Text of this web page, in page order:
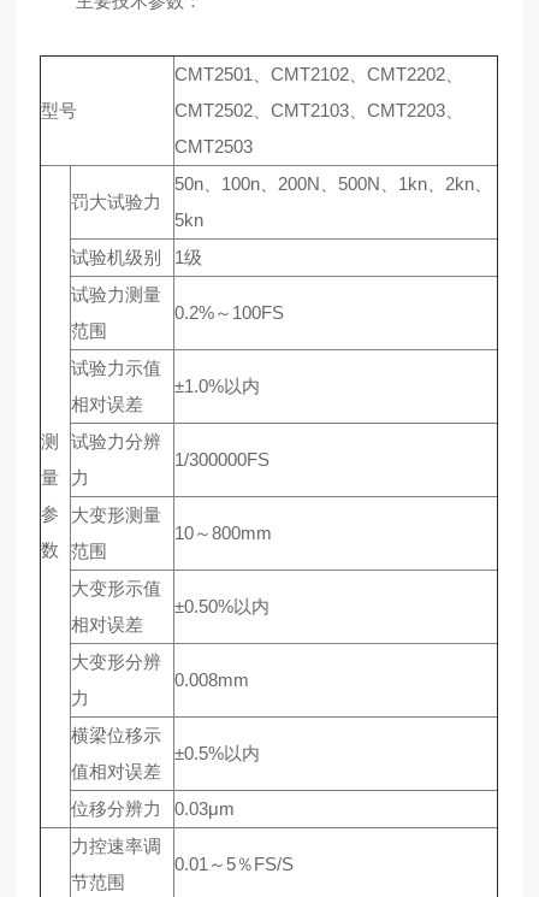
型号
CMT2501、CMT2102、CMT2202、
CMT2502、CMT2103、CMT2203、
CMT2503
测
量
参
数
罚大试验力
50n、100n、200N、500N、1kn、2kn、
5kn
试验机级别
1级
试验力测量
范围
0.2%～100FS
试验力示值
相对误差
±1.0%以内
试验力分辨
力
1/300000FS
大变形测量
范围
10～800mm
大变形示值
相对误差
±0.50%以内
大变形分辨
力
0.008mm
横梁位移示
值相对误差
±0.5%以内
位移分辨力 0.03μm
力控速率调
节范围
0.01～5％FS/S